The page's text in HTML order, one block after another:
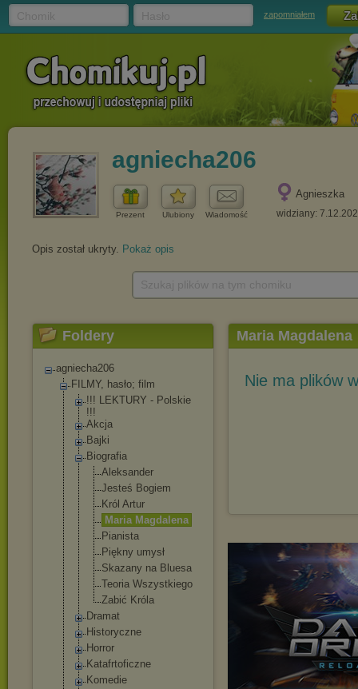
zapomniałem
agniecha206
Prezent Ulubiony Wiadomość
Agnieszka
widziany:
Opis został ukryty. Pokaż opis
Foldery
agniecha206
FILMY, hasło; film
!!! LEKTURY - Polskie
!!!
Akcja
Bajki
Biografia
Aleksander
Jesteś Bogiem
Król Artur
Maria Magdalena
Pianista
Piękny umysł
Skazany na Bluesa
Teoria Wszystkiego
Zabić Króla
Dramat
Historyczne
Horror
Katafrtoficzne
Komedie
Maria Magdalena
Nie ma plików